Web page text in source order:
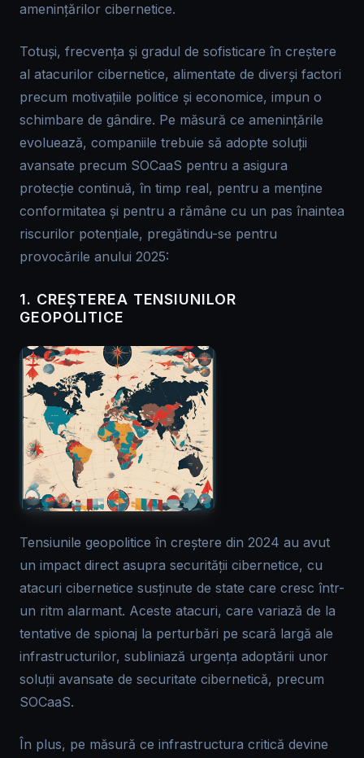
amenințărilor cibernetice.
Totuși, frecvența și gradul de sofisticare în creștere
al atacurilor cibernetice, alimentate de diverși factori
precum motivațiile politice și economice, impun o
schimbare de gândire. Pe măsură ce amenințările
evoluează, companiile trebuie să adopte soluții
avansate precum SOCaaS pentru a asigura
protecție continuă, în timp real, pentru a menține
conformitatea și pentru a rămâne cu un pas înaintea
riscurilor potențiale, pregătindu-se pentru
provocările anului 2025:
1. CREȘTEREA TENSIUNILOR
GEOPOLITICE
Tensiunile geopolitice în creștere din 2024 au avut
un impact direct asupra securității cibernetice, cu
atacuri cibernetice susținute de state care cresc într-
un ritm alarmant. Aceste atacuri, care variază de la
tentative de spionaj la perturbări pe scară largă ale
infrastructurilor, subliniază urgența adoptării unor
soluții avansate de securitate cibernetică, precum
SOCaaS.
În plus, pe măsură ce infrastructura critică devine